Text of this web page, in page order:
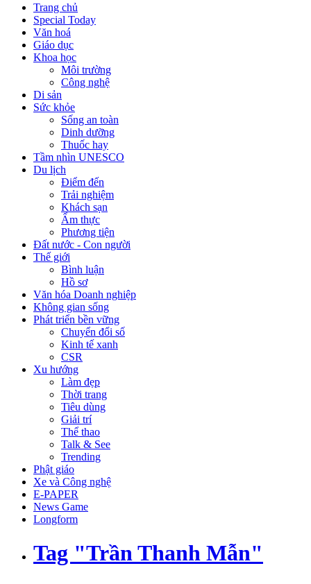
Trang chủ
Special Today
Văn hoá
Giáo dục
Khoa học
Môi trường
Công nghệ
Di sản
Sức khỏe
Sống an toàn
Dinh dưỡng
Thuốc hay
Tầm nhìn UNESCO
Du lịch
Điểm đến
Trải nghiệm
Khách sạn
Ẩm thực
Phương tiện
Đất nước - Con người
Thế giới
Bình luận
Hồ sơ
Văn hóa Doanh nghiệp
Không gian sống
Phát triển bền vững
Chuyển đổi số
Kinh tế xanh
CSR
Xu hướng
Làm đẹp
Thời trang
Tiêu dùng
Giải trí
Thể thao
Talk & See
Trending
Phật giáo
Xe và Công nghệ
E-PAPER
News Game
Longform
Tag "Trần Thanh Mẫn"